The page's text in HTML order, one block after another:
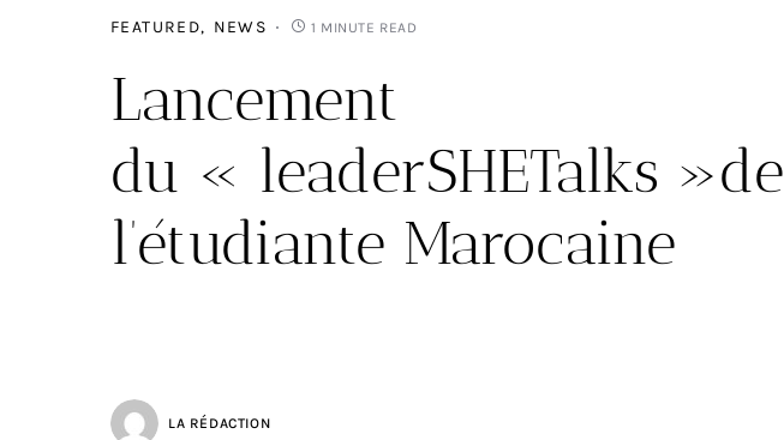
FEATURED NEWS 1 MINUTE READ
Lancement
du « leaderSHETalks »de
l’étudiante Marocaine
LA RÉDACTION